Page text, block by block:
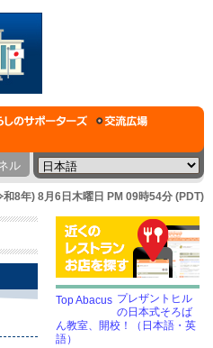
ル
8年) 8月6日木曜日 PM 09時54分 (PDT)
プレザントヒル
の日本式そろば
ん教室、開校！（日本語・英
語）